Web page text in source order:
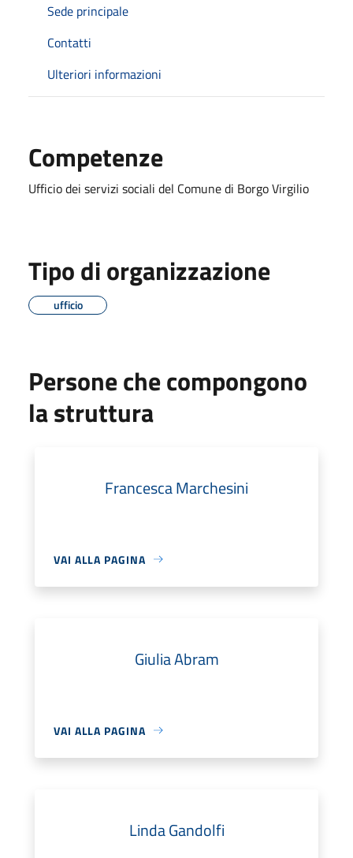
Sede principale
Contatti
Ulteriori informazioni
Competenze
Ufficio dei servizi sociali del Comune di Borgo Virgilio
Tipo di organizzazione
ufficio
Persone che compongono
la struttura
Francesca Marchesini
VAI ALLA PAGINA
Giulia Abram
VAI ALLA PAGINA
Linda Gandolfi